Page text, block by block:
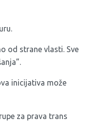
od strane vlasti. Sve
inicijativa može
za prava trans